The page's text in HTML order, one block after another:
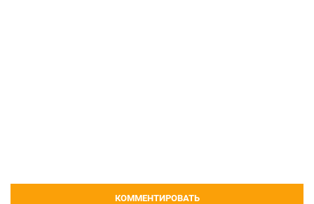
КОММЕНТИРОВАТЬ